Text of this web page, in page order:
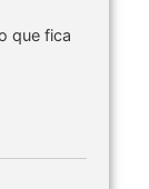
que fica